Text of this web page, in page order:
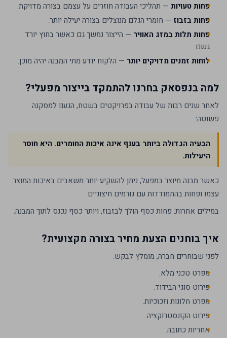
פחות טעויות — תהליכי העבודה חוזרים על עצמם בצורה מדויקת.
פחות בזבוז — חומרי הגלם מנוצלים בצורה יעילה יותר.
פחות תלות במזג האוויר — הייצור נמשך גם כאשר בחוץ יורד
גשם.
לוחות זמנים מדויקים יותר — הלקוח יודע מתי המבנה יהיה מוכן.
למה בנפסאק בחרנו להתמקד בייצור מפעלי?
לאחר שנים רבות של עבודה בפרויקטים בשטח, הגענו למסקנה
פשוטה:
הבעיה הגדולה ביותר בענף אינה איכות החומרים. היא חוסר
היעילות.
כאשר מבנה מיוצר במפעל, ניתן להשקיע יותר משאבים באיכות המוצר
עצמו ופחות בהתמודדות עם גורמים חיצוניים.
במילים אחרות: פחות כסף הולך לבזבוז, ויותר כסף נכנס לתוך המבנה.
איך בוחנים הצעת מחיר בצורה מקצועית?
לפני שבוחרים חברה, מומלץ לבקש:
מפרט טכני מלא.
פירוט סוגי הבידוד.
מפרט חלונות וזכוכיות.
פירוט הקונסטרוקציה.
אחריות כתובה.